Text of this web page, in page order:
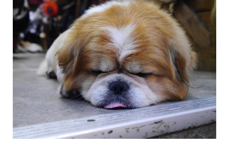
物
灣
必
買
伴
手
攻
略：
精